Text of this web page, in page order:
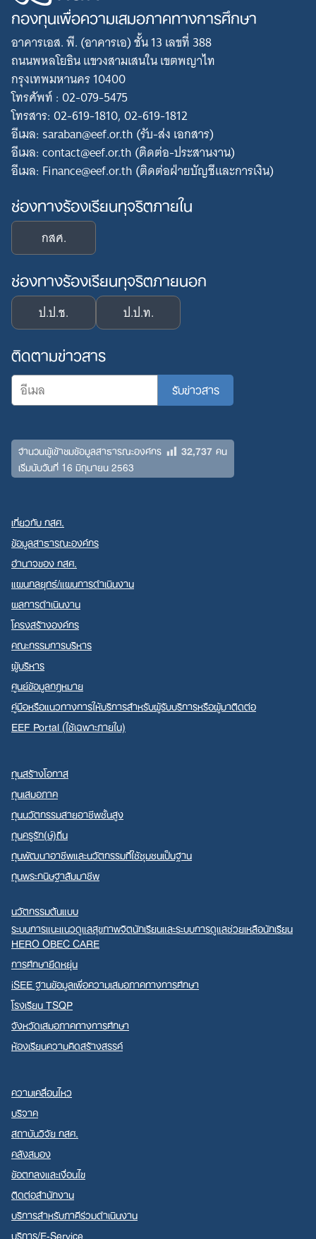
กองทุนเพื่อความเสมอภาคทางการศึกษา
อาคารเอส. พี. (อาคารเอ) ชั้น 13 เลขที่ 388
ถนนพหลโยธิน แขวงสามเสนใน เขตพญาไท
กรุงเทพมหานคร 10400
โทรศัพท์ : 02-079-5475
โทรสาร: 02-619-1810, 02-619-1812
อีเมล: saraban@eef.or.th (รับ-ส่ง เอกสาร)
อีเมล: contact@eef.or.th (ติดต่อ-ประสานงาน)
อีเมล: Finance@eef.or.th (ติดต่อฝ่ายบัญชีและการเงิน)
ช่องทางร้องเรียนทุจริตภายใน
กสศ.
ช่องทางร้องเรียนทุจริตภายนอก
ป.ป.ช. ป.ป.ท.
ติดตามข่าวสาร
จำนวนผู้เข้าชมข้อมูลสาธารณะองค์กร 32,737คน
เริ่มนับวันที่ 16 มิถุนายน 2563
เกี่ยวกับ กสศ.
ข้อมูลสาธารณะองค์กร
อำนาจของ กสศ.
แผนกลยุทธ์/แผนการดำเนินงาน
ผลการดำเนินงาน
โครงสร้างองค์กร
คณะกรรมการบริหาร
ผู้บริหาร
ศูนย์ข้อมูลกฎหมาย
คู่มือหรือแนวทางการให้บริการสำหรับผู้รับบริการหรือผู้มาติดต่อ
EEF Portal (ใช้เฉพาะภายใน)
ทุนสร้างโอกาส
ทุนเสมอภาค
ทุนนวัตกรรมสายอาชีพชั้นสูง
ทุนครูรัก(ษ์)ถิ่น
ทุนพัฒนาอาชีพและนวัตกรรมที่ใช้ชุมชนเป็นฐาน
ทุนพระกนิษฐาสัมมาชีพ
นวัตกรรมต้นแบบ
ระบบการแนะแนวดูแลสุขภาพจิตนักเรียนและระบบการดูแลช่วยเหลือนักเรียน
HERO OBEC CARE
การศึกษายืดหยุ่น
iSEE ฐานข้อมูลเพื่อความเสมอภาคทางการศึกษา
โรงเรียน TSQP
จังหวัดเสมอภาคทางการศึกษา
ห้องเรียนความคิดสร้างสรรค์
ความเคลื่อนไหว
บริจาค
สถาบันวิจัย กสศ.
คลังสมอง
ข้อตกลงและเงื่อนไข
ติดต่อสำนักงาน
บริการสำหรับภาคีร่วมดำเนินงาน
บริการ/E-Service